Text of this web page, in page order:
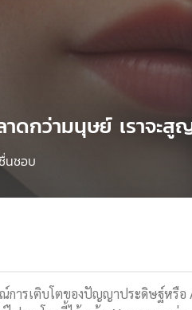
าดกว่ามนุษย์ เราจะ
นชอบ
ารเติบโตของปัญญาประดิษฐ์หรือ